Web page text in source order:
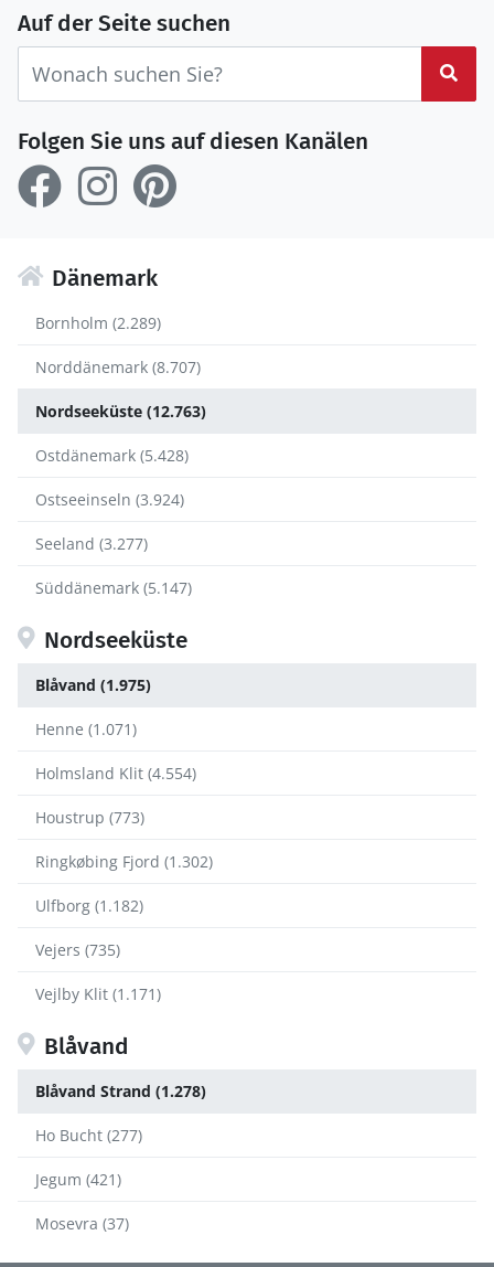
Auf der Seite suchen
Folgen Sie uns auf diesen Kanälen
Dänemark
Bornholm (2.289)
Norddänemark (8.707)
Nordseeküste (12.763)
Ostdänemark (5.428)
Ostseeinseln (3.924)
Seeland (3.277)
Süddänemark (5.147)
Nordseeküste
Blåvand (1.975)
Henne (1.071)
Holmsland Klit (4.554)
Houstrup (773)
Ringkøbing Fjord (1.302)
Ulfborg (1.182)
Vejers (735)
Vejlby Klit (1.171)
Blåvand
Blåvand Strand (1.278)
Ho Bucht (277)
Jegum (421)
Mosevra (37)